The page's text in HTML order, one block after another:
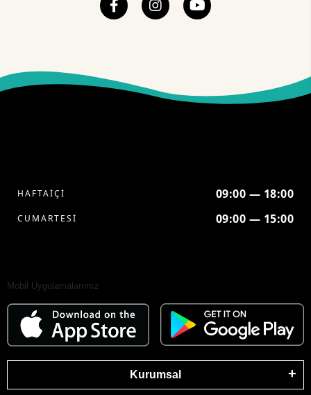
HAFTAİÇİ 09:00 — 18:00
CUMARTESİ 09:00 — 15:00
Mobil Uygulamalarımız
Kurumsal